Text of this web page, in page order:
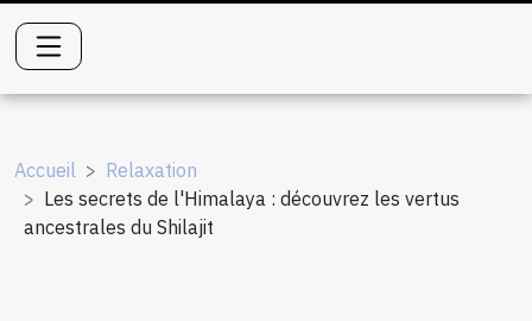
Accueil
Relaxation
Les secrets de l'Himalaya : découvrez les vertus
ancestrales du Shilajit